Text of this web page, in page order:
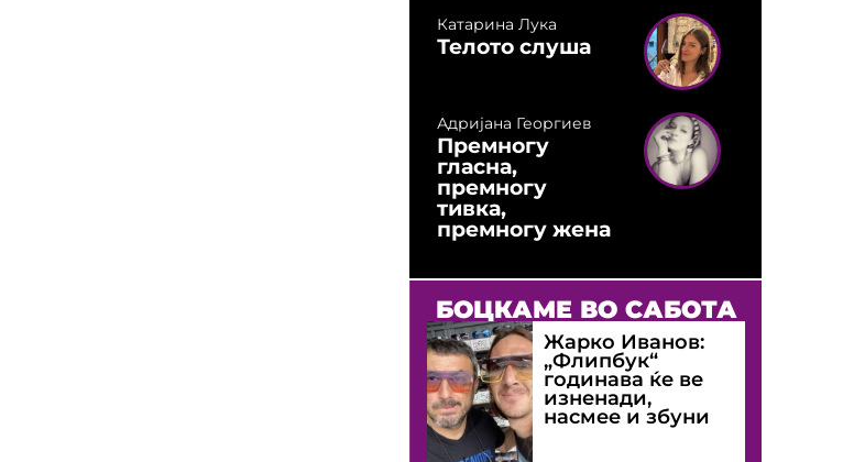
Катарина Лука
Телото слуша
Адријана Георгиев
Премногу
гласна,
премногу
тивка,
премногу жена
БОЦКАМЕ ВО САБОТА
Жарко Иванов:
„Флипбук“
годинава ќе ве
изненади,
насмее и збуни